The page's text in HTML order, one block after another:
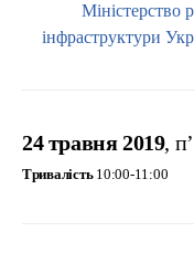
Міністерство
інфраструктури
24 травня 2019,
Тривалість10:00-11:00